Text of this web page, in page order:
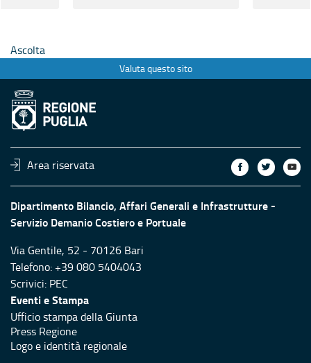
Ascolta
Valuta questo sito
Area riservata
Dipartimento Bilancio, Affari Generali e Infrastrutture -
Servizio Demanio Costiero e Portuale
Via Gentile, 52 - 70126 Bari
Telefono: +39 080 5404043
Scrivici: PEC
Eventi e Stampa
Ufficio stampa della Giunta
Press Regione
Logo e identità regionale